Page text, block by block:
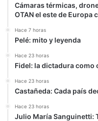
Cámaras térmicas,
OTAN el este de
Hace 7 horas
Pelé: mito y leyenda
Hace 23 horas
Fidel: la dictadura como
Hace 23 horas
Castañeda: Cada país
Hace 23 horas
Julio María Sanguinetti: